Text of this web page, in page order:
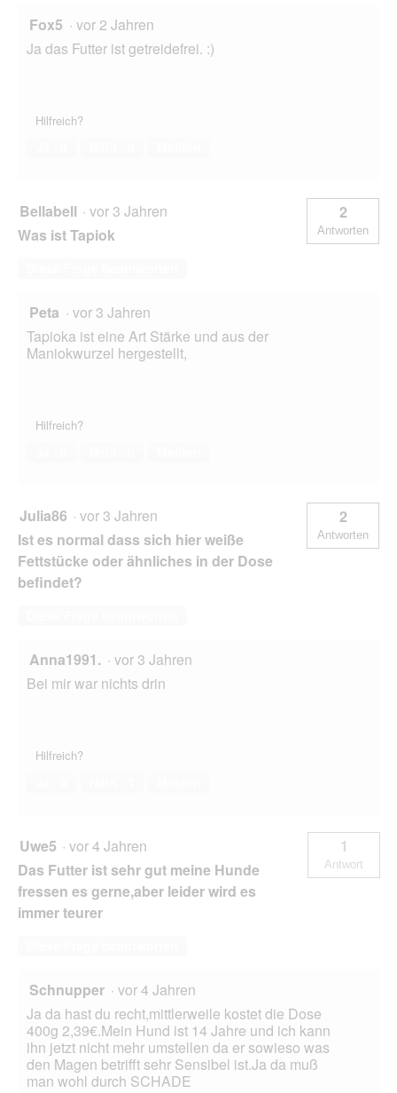
Fox5 · vor 2 Jahren
Ja das Futter ist getreidefrei. :)
Hilfreich?
Bellabell · vor 3 Jahren
Was ist Tapiok
2
Antworten
Peta · vor 3 Jahren
Tapioka ist eine Art Stärke und aus der
Maniokwurzel hergestellt,
Hilfreich?
Julia86 · vor 3 Jahren
Ist es normal dass sich hier weiße
Fettstücke oder ähnliches in der Dose
befindet?
2
Antworten
Anna1991. · vor 3 Jahren
Bei mir war nichts drin
Hilfreich?
Uwe5 · vor 4 Jahren
Das Futter ist sehr gut meine Hunde
fressen es gerne,aber leider wird es
immer teurer
1
Antwort
Schnupper · vor 4 Jahren
Ja da hast du recht,mittlerweile kostet die Dose
400g 2,39€.Mein Hund ist 14 Jahre und ich kann
ihn jetzt nicht mehr umstellen da er sowieso was
den Magen betrifft sehr Sensibel ist.Ja da muß
man wohl durch SCHADE